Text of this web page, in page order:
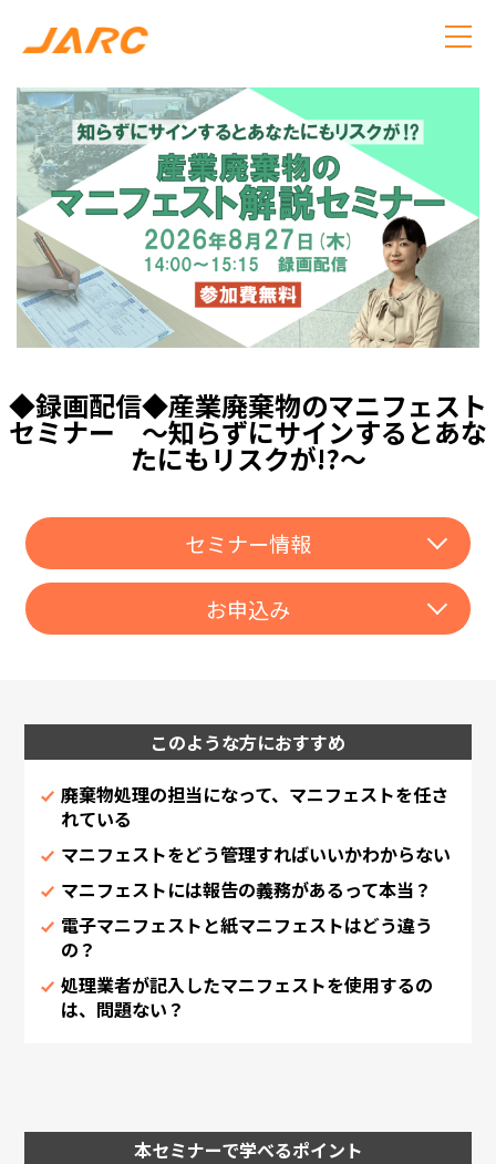
◆録画配信◆産業廃棄物のマニフェスト
セミナー ～知らずにサインするとあな
たにもリスクが!?～
セミナー情報
お申込み
このような方におすすめ
廃棄物処理の担当になって、マニフェストを任さ
れている
マニフェストをどう管理すればいいかわからない
マニフェストには報告の義務があるって本当？
電子マニフェストと紙マニフェストはどう違う
の？
処理業者が記入したマニフェストを使用するの
は、問題ない？
本セミナーで学べるポイント